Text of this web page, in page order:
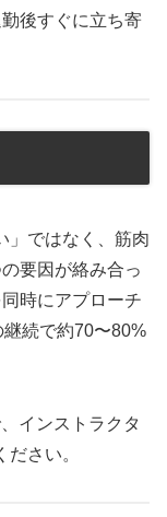
後すぐに立ち寄
」ではなく、筋肉
要因が絡み合っ
時にアプローチ
続で約70〜80%
インストラクタ
さい。